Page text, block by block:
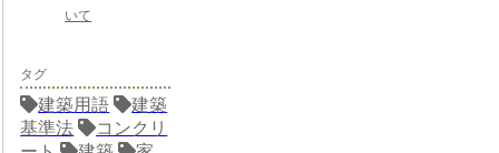
いて
タグ
建築用語
建築
基準法
コンクリ